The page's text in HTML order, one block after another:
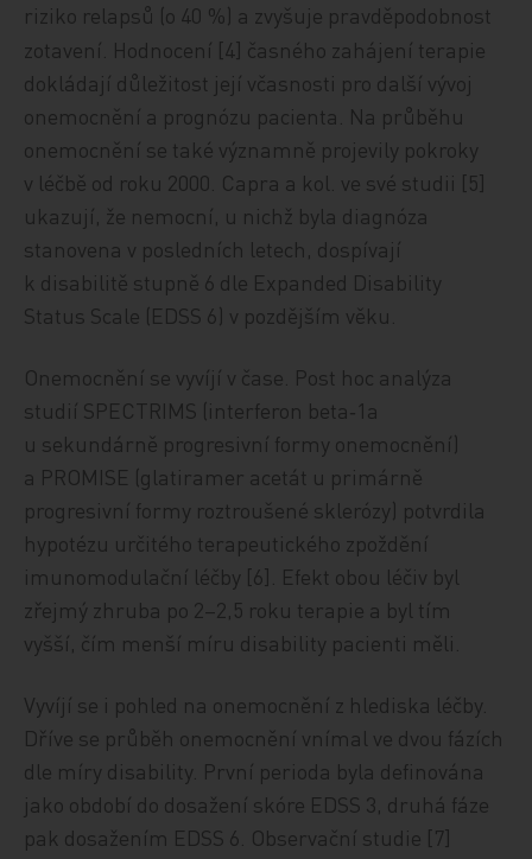
riziko relapsů (o 40 %) a zvyšuje pravděpodobnost
zotavení. Hodnocení [4] časného zahájení terapie
dokládají důležitost její včasnosti pro další vývoj
onemocnění a prognózu pacienta. Na průběhu
onemocnění se také významně projevily pokroky
v léčbě od roku 2000. Capra a kol. ve své studii [5]
ukazují, že nemocní, u nichž byla diagnóza
stanovena v posledních letech, dospívají
k disabilitě stupně 6 dle Expanded Disability
Status Scale (EDSS 6) v pozdějším věku.
Onemocnění se vyvíjí v čase. Post hoc analýza
studií SPECTRIMS (interferon beta‑1a
u sekundárně progresivní formy onemocnění)
a PROMISE (glatiramer acetát u primárně
progresivní formy roztroušené sklerózy) potvrdila
hypotézu určitého terapeutického zpoždění
imunomodulační léčby [6]. Efekt obou léčiv byl
zřejmý zhruba po 2–2,5 roku terapie a byl tím
vyšší, čím menší míru disability pacienti měli.
Vyvíjí se i pohled na onemocnění z hlediska léčby.
Dříve se průběh onemocnění vnímal ve dvou fázích
dle míry disability. První perioda byla definována
jako období do dosažení skóre EDSS 3, druhá fáze
pak dosažením EDSS 6. Observační studie [7]